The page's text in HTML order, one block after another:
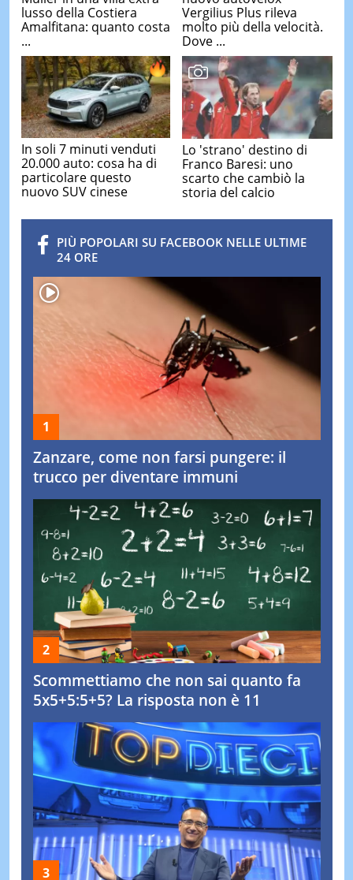
lusso della Costiera
Amalfitana: quanto costa
...
Vergilius Plus rileva
molto più della velocità.
Dove ...
In soli 7 minuti venduti
20.000 auto: cosa ha di
particolare questo
nuovo SUV cinese
Lo 'strano' destino di
Franco Baresi: uno
scarto che cambiò la
storia del calcio
PIÙ POPOLARI SU FACEBOOK NELLE ULTIME
24 ORE
Zanzare, come non farsi pungere: il
trucco per diventare immuni
Scommettiamo che non sai quanto fa
5x5+5:5+5? La risposta non è 11